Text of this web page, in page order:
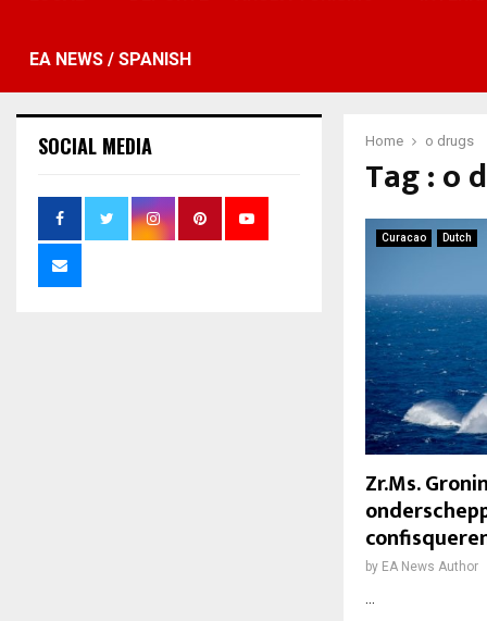
EA NEWS / SPANISH
Home o drugs
Tag : o
Curacao Dutch
Zr.Ms.
by EA News Author
SOCIAL MEDIA